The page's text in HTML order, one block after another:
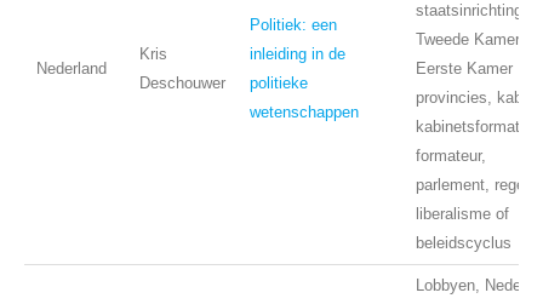
Nederland
Kris
Deschouwer
Politiek: een
inleiding in de
politieke
wetenschappen
staatsinrichting,
Tweede Kamer,
Eerste Kamer
provincies,
kabinetsformatie,
formateur,
parlement,
liberalisme of
beleidscyclus
Lobbyen,